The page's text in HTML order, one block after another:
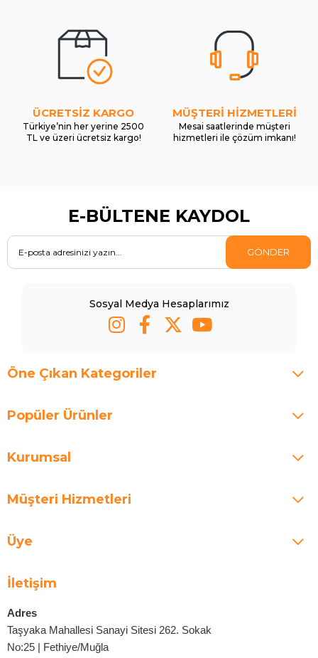
ÜCRETSİZ KARGO
Türkiye’nin her yerine 2500
TL ve üzeri ücretsiz kargo!
MÜŞTERİ HİZMETLERİ
Mesai saatlerinde müşteri
hizmetleri ile çözüm imkanı!
E-BÜLTENE KAYDOL
GÖNDER
Sosyal Medya Hesaplarımız
Öne Çıkan Kategoriler
Popüler Ürünler
Kurumsal
Müşteri Hizmetleri
Üye
İletişim
Adres
Taşyaka Mahallesi Sanayi Sitesi 262. Sokak
No:25 | Fethiye/Muğla